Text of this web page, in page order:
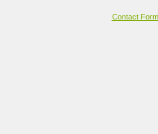
Contact Form